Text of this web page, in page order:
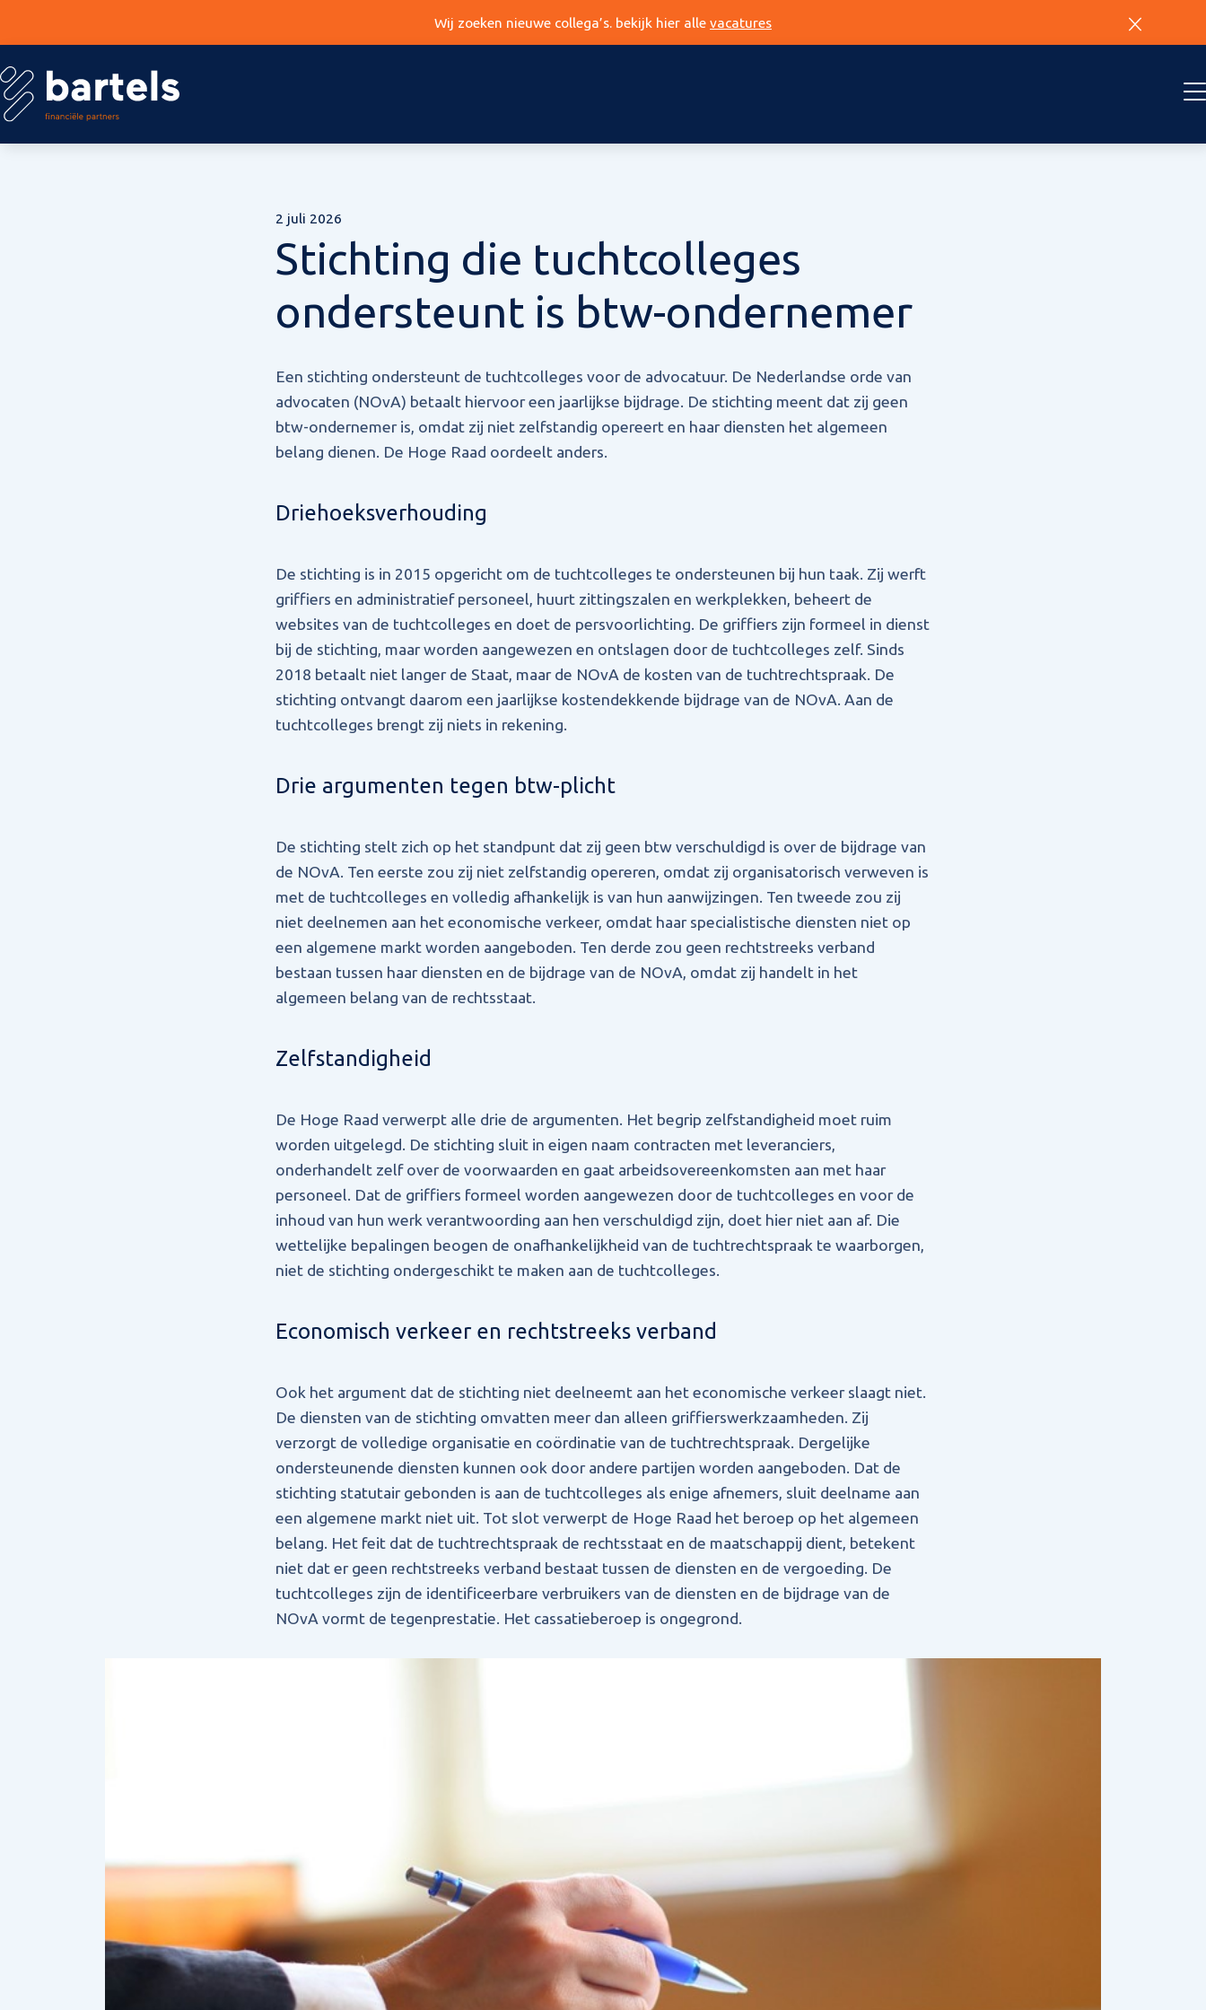
Wij zoeken nieuwe collega’s. bekijk hier alle vacatures
2 juli 2026
Stichting die tuchtcolleges
ondersteunt is btw-ondernemer
Een stichting ondersteunt de tuchtcolleges voor de advocatuur. De Nederlandse orde van
advocaten (NOvA) betaalt hiervoor een jaarlijkse bijdrage. De stichting meent dat zij geen
btw-ondernemer is, omdat zij niet zelfstandig opereert en haar diensten het algemeen
belang dienen. De Hoge Raad oordeelt anders.
Driehoeksverhouding
De stichting is in 2015 opgericht om de tuchtcolleges te ondersteunen bij hun taak. Zij werft
griffiers en administratief personeel, huurt zittingszalen en werkplekken, beheert de
websites van de tuchtcolleges en doet de persvoorlichting. De griffiers zijn formeel in dienst
bij de stichting, maar worden aangewezen en ontslagen door de tuchtcolleges zelf. Sinds
2018 betaalt niet langer de Staat, maar de NOvA de kosten van de tuchtrechtspraak. De
stichting ontvangt daarom een jaarlijkse kostendekkende bijdrage van de NOvA. Aan de
tuchtcolleges brengt zij niets in rekening.
Drie argumenten tegen btw-plicht
De stichting stelt zich op het standpunt dat zij geen btw verschuldigd is over de bijdrage van
de NOvA. Ten eerste zou zij niet zelfstandig opereren, omdat zij organisatorisch verweven is
met de tuchtcolleges en volledig afhankelijk is van hun aanwijzingen. Ten tweede zou zij
niet deelnemen aan het economische verkeer, omdat haar specialistische diensten niet op
een algemene markt worden aangeboden. Ten derde zou geen rechtstreeks verband
bestaan tussen haar diensten en de bijdrage van de NOvA, omdat zij handelt in het
algemeen belang van de rechtsstaat.
Zelfstandigheid
De Hoge Raad verwerpt alle drie de argumenten. Het begrip zelfstandigheid moet ruim
worden uitgelegd. De stichting sluit in eigen naam contracten met leveranciers,
onderhandelt zelf over de voorwaarden en gaat arbeidsovereenkomsten aan met haar
personeel. Dat de griffiers formeel worden aangewezen door de tuchtcolleges en voor de
inhoud van hun werk verantwoording aan hen verschuldigd zijn, doet hier niet aan af. Die
wettelijke bepalingen beogen de onafhankelijkheid van de tuchtrechtspraak te waarborgen,
niet de stichting ondergeschikt te maken aan de tuchtcolleges.
Economisch verkeer en rechtstreeks verband
Ook het argument dat de stichting niet deelneemt aan het economische verkeer slaagt niet.
De diensten van de stichting omvatten meer dan alleen griffierswerkzaamheden. Zij
verzorgt de volledige organisatie en coördinatie van de tuchtrechtspraak. Dergelijke
ondersteunende diensten kunnen ook door andere partijen worden aangeboden. Dat de
stichting statutair gebonden is aan de tuchtcolleges als enige afnemers, sluit deelname aan
een algemene markt niet uit. Tot slot verwerpt de Hoge Raad het beroep op het algemeen
belang. Het feit dat de tuchtrechtspraak de rechtsstaat en de maatschappij dient, betekent
niet dat er geen rechtstreeks verband bestaat tussen de diensten en de vergoeding. De
tuchtcolleges zijn de identificeerbare verbruikers van de diensten en de bijdrage van de
NOvA vormt de tegenprestatie. Het cassatieberoep is ongegrond.